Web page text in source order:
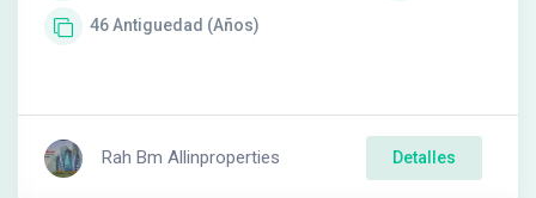
46Antiguedad (Años)
Rah Bm Allinproperties Detalles